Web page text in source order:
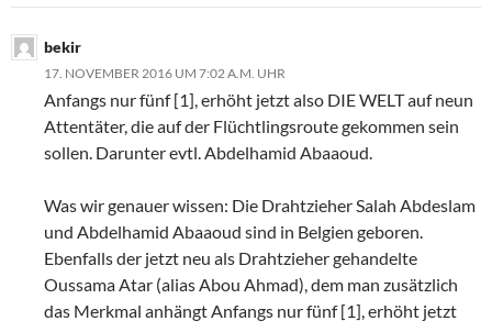
bekir
17. NOVEMBER 2016 UM 7:02 A.M. UHR
Anfangs nur fünf [1], erhöht jetzt also DIE WELT auf neun
Attentäter, die auf der Flüchtlingsroute gekommen sein
sollen. Darunter evtl. Abdelhamid Abaaoud.
Was wir genauer wissen: Die Drahtzieher Salah Abdeslam
und Abdelhamid Abaaoud sind in Belgien geboren.
Ebenfalls der jetzt neu als Drahtzieher gehandelte
Oussama Atar (alias Abou Ahmad), dem man zusätzlich
das Merkmal anhängt Anfangs nur fünf [1], erhöht jetzt